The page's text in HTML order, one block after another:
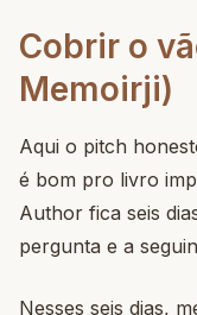
Cobrir o
Memoirji)
Aqui o pitch
é bom pro livro
Author fica seis
pergunta e a
Nesses seis dias,